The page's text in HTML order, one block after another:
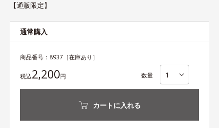
【通販限定】
通常購入
商品番号： 8937 ［在庫あり］
税込2,200円 数量
カートに入れる